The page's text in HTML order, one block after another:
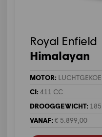
Royal Enfield
Himalayan
MOTOR:
CI: 411 CC
DROOGGEWICHT:
VANAF: € 5.899,00